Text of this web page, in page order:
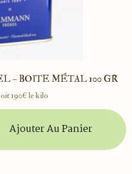
– BOITE MÉTAL 100 GR
190€ le kilo
Ajouter Au Panier